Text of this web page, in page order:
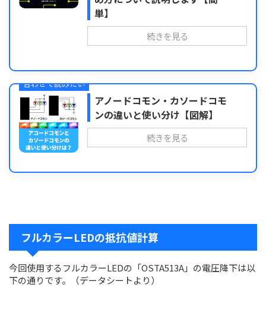
単】
続きを見る
合わせて読みたい
アノードコモン・カソードコモ
ンの違いと使い分け【図解】
続きを見る
フルカラーLEDの抵抗値計算
今回使用するフルカラーLEDの「OSTA513A」の電圧降下は以
下の通りです。（データシートより）